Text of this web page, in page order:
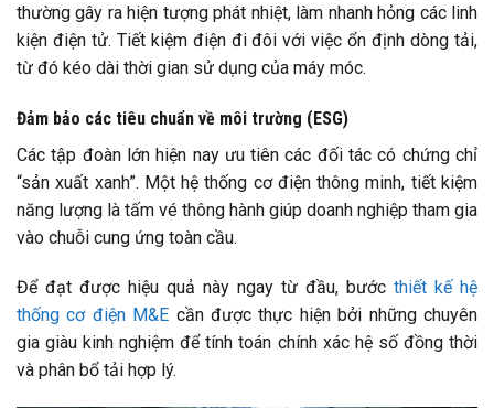
thường gây ra hiện tượng phát nhiệt, làm nhanh hỏng các linh
kiện điện tử. Tiết kiệm điện đi đôi với việc ổn định dòng tải,
từ đó kéo dài thời gian sử dụng của máy móc.
Đảm bảo các tiêu chuẩn về môi trường (ESG)
Các tập đoàn lớn hiện nay ưu tiên các đối tác có chứng chỉ
“sản xuất xanh”. Một hệ thống cơ điện thông minh, tiết kiệm
năng lượng là tấm vé thông hành giúp doanh nghiệp tham gia
vào chuỗi cung ứng toàn cầu.
Để đạt được hiệu quả này ngay từ đầu, bước thiết kế hệ
thống cơ điện M&E cần được thực hiện bởi những chuyên
gia giàu kinh nghiệm để tính toán chính xác hệ số đồng thời
và phân bổ tải hợp lý.